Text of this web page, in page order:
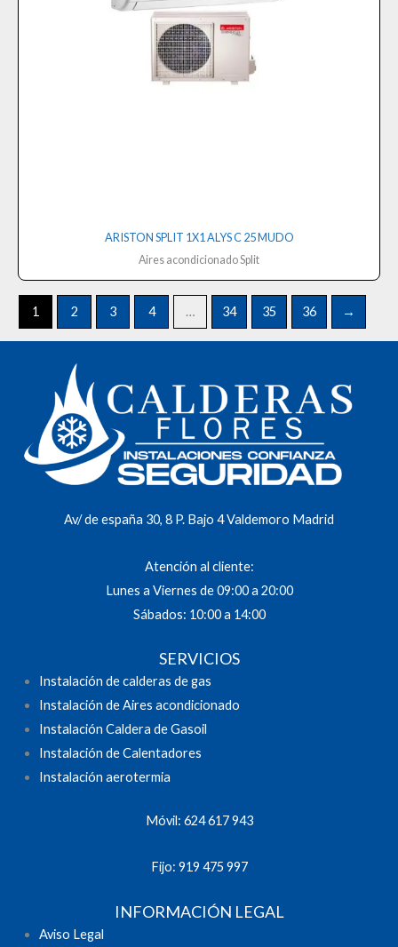
ARISTON SPLIT 1X1 ALYS C 25 MUDO
Aires acondicionado Split
1 2 3 4 … 34 35 36 →
Av/ de españa 30, 8 P. Bajo 4 Valdemoro Madrid
Atención al cliente:
Lunes a Viernes de 09:00 a 20:00
Sábados: 10:00 a 14:00
SERVICIOS
Instalación de calderas de gas
Instalación de Aires acondicionado
Instalación Caldera de Gasoil
Instalación de Calentadores
Instalación aerotermia
Móvil: 624 617 943
Fijo: 919 475 997
INFORMACIÓN LEGAL
Aviso Legal